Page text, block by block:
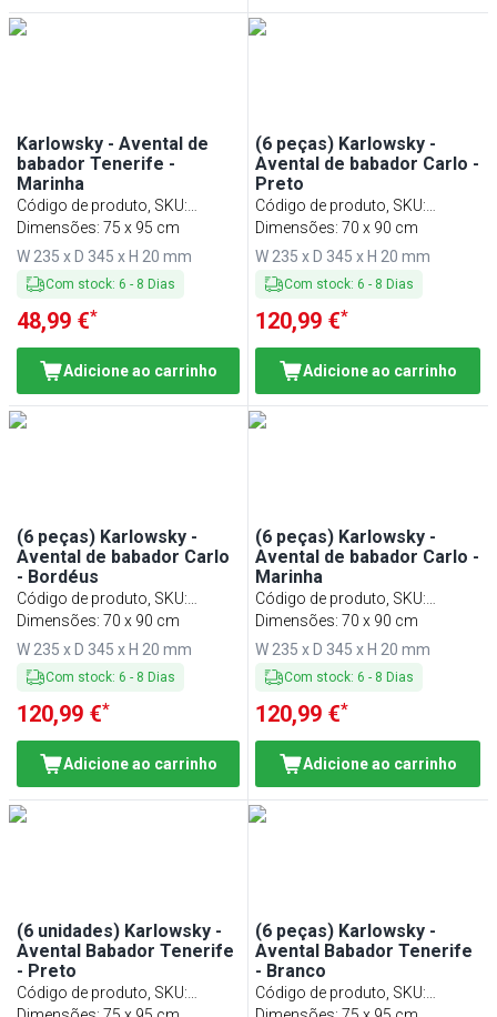
Karlowsky - Avental de
babador Tenerife -
Marinha
Código de produto, SKU:
LSTK34MA
Dimensões: 75 x 95 cm
W 235 x D 345 x H 20 mm
Com stock: 6 - 8 Dias
48,99 €*
Adicione ao carrinho
(6 peças) Karlowsky -
Avental de babador Carlo -
Preto
Código de produto, SKU:
LSCK11S#SET
Dimensões: 70 x 90 cm
W 235 x D 345 x H 20 mm
Com stock: 6 - 8 Dias
120,99 €*
Adicione ao carrinho
(6 peças) Karlowsky -
Avental de babador Carlo
- Bordéus
Código de produto, SKU:
LSCK11BX#SET
Dimensões: 70 x 90 cm
W 235 x D 345 x H 20 mm
Com stock: 6 - 8 Dias
120,99 €*
Adicione ao carrinho
(6 peças) Karlowsky -
Avental de babador Carlo -
Marinha
Código de produto, SKU:
LSCK11MA#SET
Dimensões: 70 x 90 cm
W 235 x D 345 x H 20 mm
Com stock: 6 - 8 Dias
120,99 €*
Adicione ao carrinho
(6 unidades) Karlowsky -
Avental Babador Tenerife
- Preto
Código de produto, SKU:
(6 peças) Karlowsky -
Avental Babador Tenerife
- Branco
Código de produto, SKU: